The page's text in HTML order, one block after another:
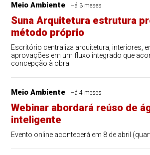
Meio Ambiente Há 3 meses
Suna Arquitetura estrutura
método próprio
Escritório centraliza arquitetura, interiores,
aprovações em um fluxo integrado que
concepção à obra
Meio Ambiente Há 4 meses
Webinar abordará reúso de
inteligente
Evento online acontecerá em 8 de abril